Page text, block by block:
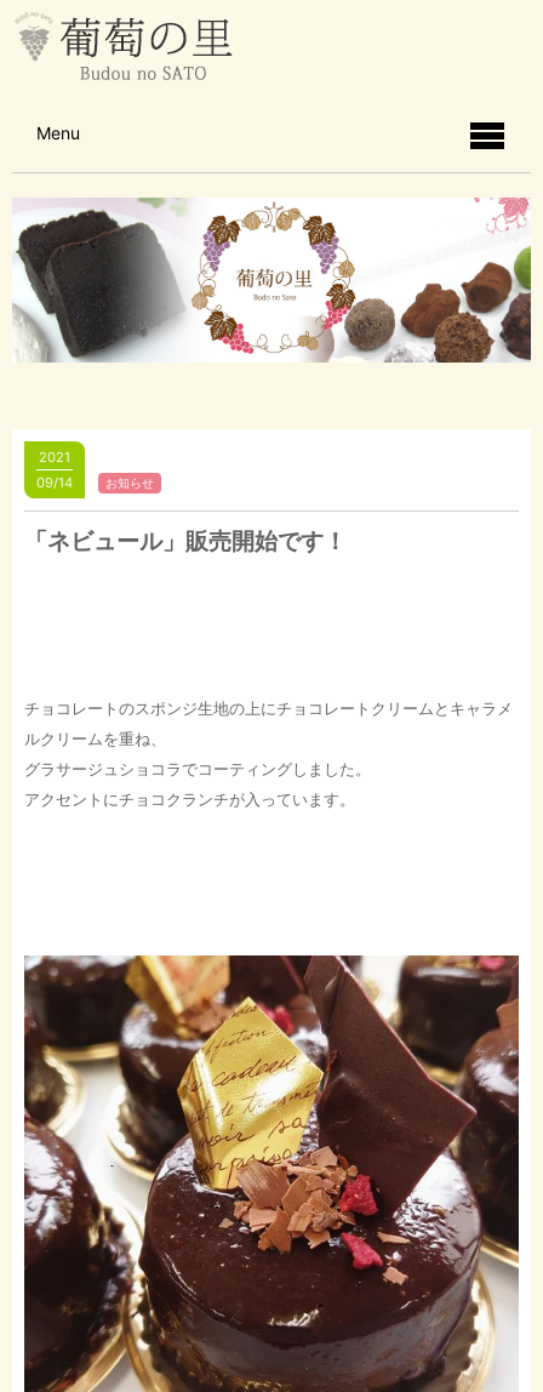
Menu
2021
09/14
お知らせ
「ネビュール」販売開始です！
チョコレートのスポンジ生地の上にチョコレートクリームとキャラメ
ルクリームを重ね、
グラサージュショコラでコーティングしました。
アクセントにチョコクランチが入っています。